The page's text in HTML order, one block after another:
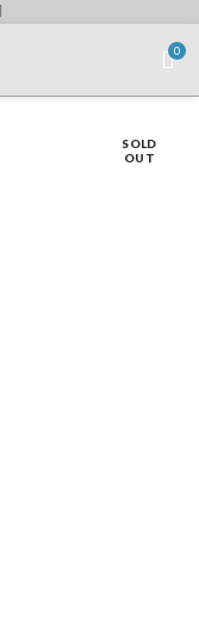
0
SOLD
OUT